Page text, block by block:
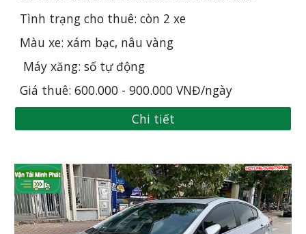
Tình trạng cho thuê: còn 2 xe
Màu xe: xám bạc, nâu vàng
Máy xăng: số tự động
Giá thuê: 600.000 - 900.000 VNĐ/ngày
Chi tiết